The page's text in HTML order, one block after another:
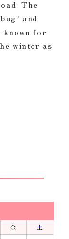
The
and
known for
winter as
金
土